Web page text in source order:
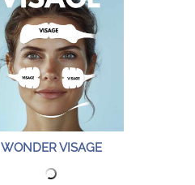
WONDER VISAGE